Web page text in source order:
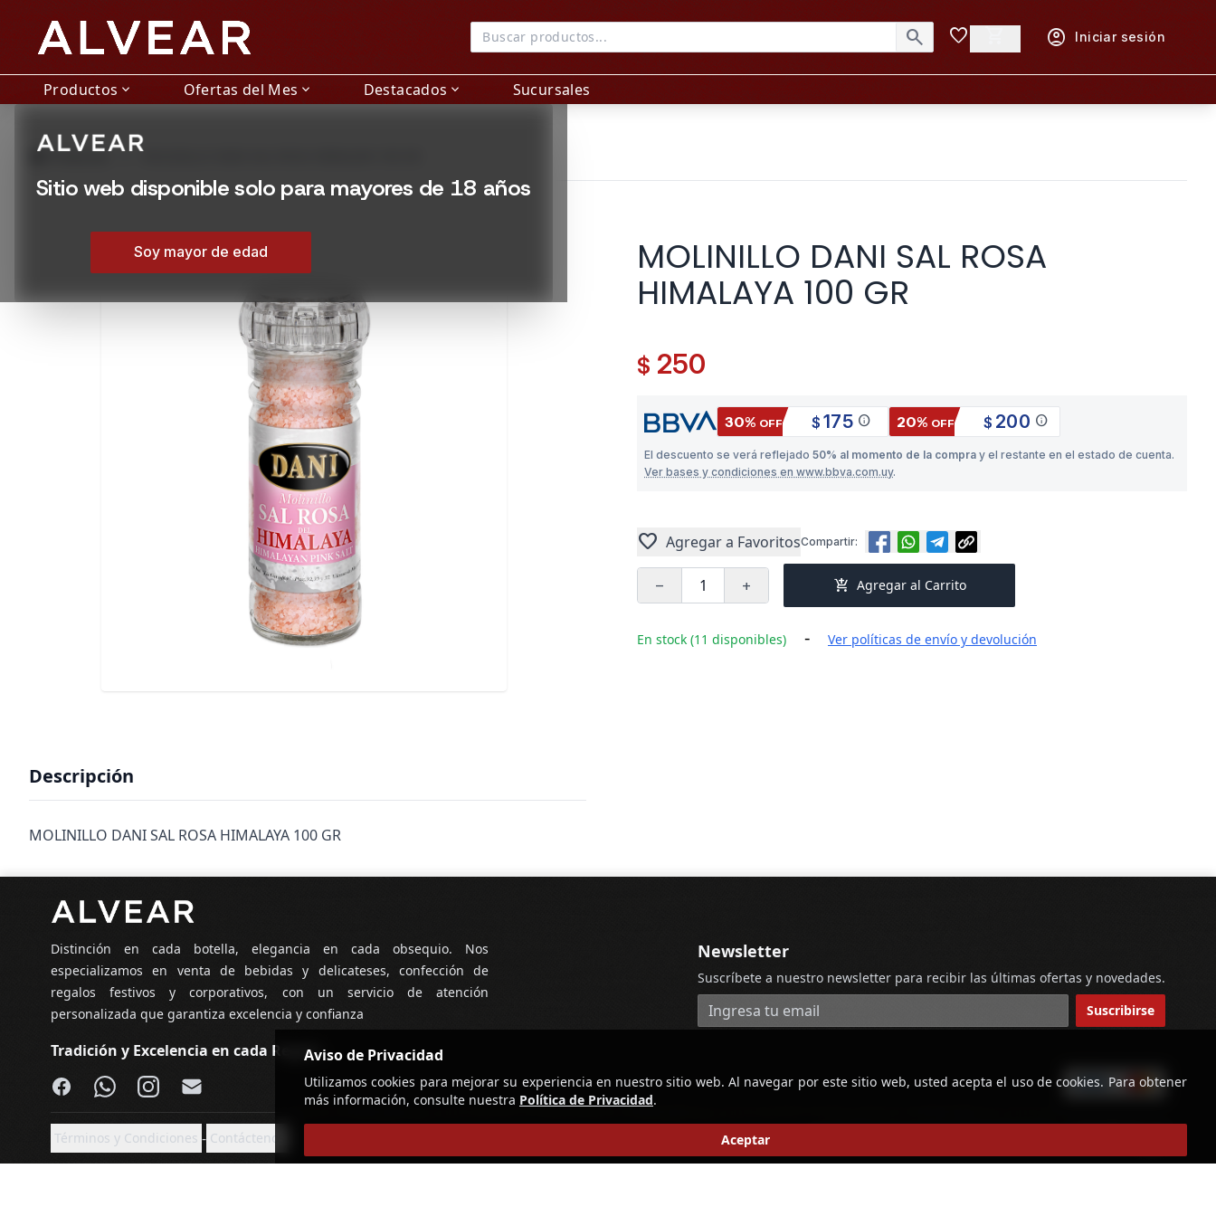
search favorite account_circle Iniciar sesión
Productos expand_more Ofertas del Mes expand_more Destacados expand_more Sucursales
Sitio web disponible solo para mayores de 18 años
Soy mayor de edad
grid_view Productos MOLINILLO DANI SAL ROSA HIMALAYA 100 GR
MOLINILLO DANI SAL ROSA
HIMALAYA 100 GR
$ 250
30% OFF $ 175 info 20% OFF $ 200 info
El descuento se verá reflejado 50% al momento de la compra y el restante en el estado de cuenta.
Ver bases y condiciones en www.bbva.com.uy.
Compartir:
favorite Agregar a Favoritos
remove add add_shopping_cart Agregar al Carrito
En stock (11 disponibles) - Ver políticas de envío y devolución
Descripción
MOLINILLO DANI SAL ROSA HIMALAYA 100 GR
Aviso de Privacidad
Utilizamos cookies para mejorar su experiencia en nuestro sitio web. Al navegar por este sitio web, usted acepta el uso de cookies. Para obtener
más información, consulte nuestra Política de Privacidad.
Aceptar
Distinción en cada botella, elegancia en cada obsequio. Nos
especializamos en venta de bebidas y delicateses, confección de
regalos festivos y corporativos, con un servicio de atención
personalizada que garantiza excelencia y confianza
Tradición y Excelencia en cada Regalo
Facebook
WhatsApp
Instagram
Email
Newsletter
Suscríbete a nuestro newsletter para recibir las últimas ofertas y novedades.
Dirección de correo electrónico Suscribirse
Términos y Condiciones - Contáctenos